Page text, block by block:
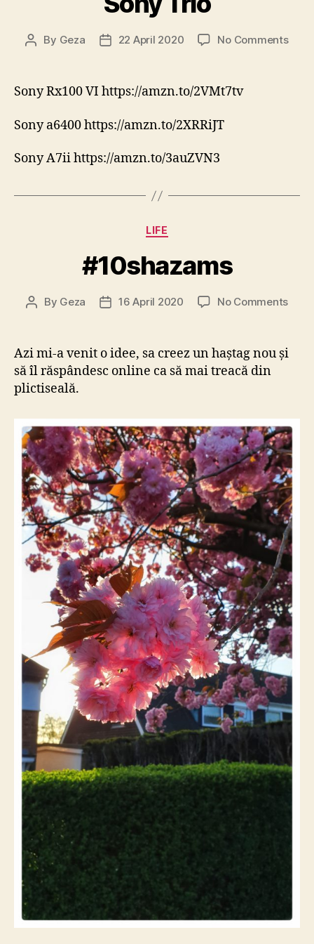
Post
By Geza
Post22 April 2020 No Commentson
Sony Rx100 VI https://amzn.to/2VMt7tv
Sony a6400 https://amzn.to/2XRRiJT
Sony A7ii https://amzn.to/3auZVN3
Categories
LIFE
#10shazams
Post
By Geza
Post16 April 2020 No Commentson
Azi mi-a venit o idee, sa creez un haștag nou și
să îl răspândesc online ca să mai treacă din
plictiseală.